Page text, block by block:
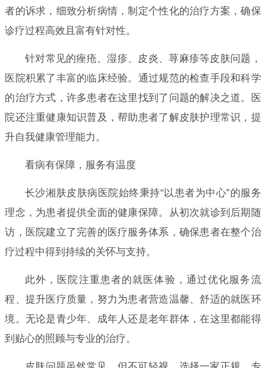
者的诉求，细致分析病情，制定个性化的治疗方案，确保
诊疗过程高效且富有针对性。
针对常见的痤疮、湿疹、皮炎、荨麻疹等皮肤问题，
医院积累了丰富的临床经验。通过规范的检查手段和科学
的治疗方式，许多患者在这里找到了问题的解决之道。医
院还注重健康知识普及，帮助患者了解皮肤护理常识，提
升自我健康管理能力。
看病有保障，服务有温度
长沙湘肤皮肤病医院始终秉持“以患者为中心”的服务
理念，为患者提供全面的健康保障。从初次就诊到后期随
访，医院建立了完善的医疗服务体系，确保患者在整个治
疗过程中得到持续的关怀与支持。
此外，医院注重患者的就医体验，通过优化服务流
程、提升医疗质量，努力为患者营造温馨、舒适的就医环
境。无论是青少年、成年人还是老年群体，在这里都能得
到贴心的照顾与专业的治疗。